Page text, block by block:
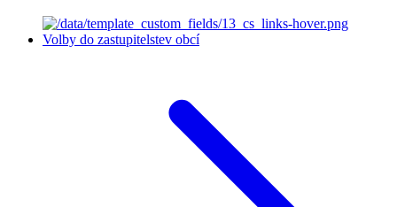
Volby do zastupitelstev obcí